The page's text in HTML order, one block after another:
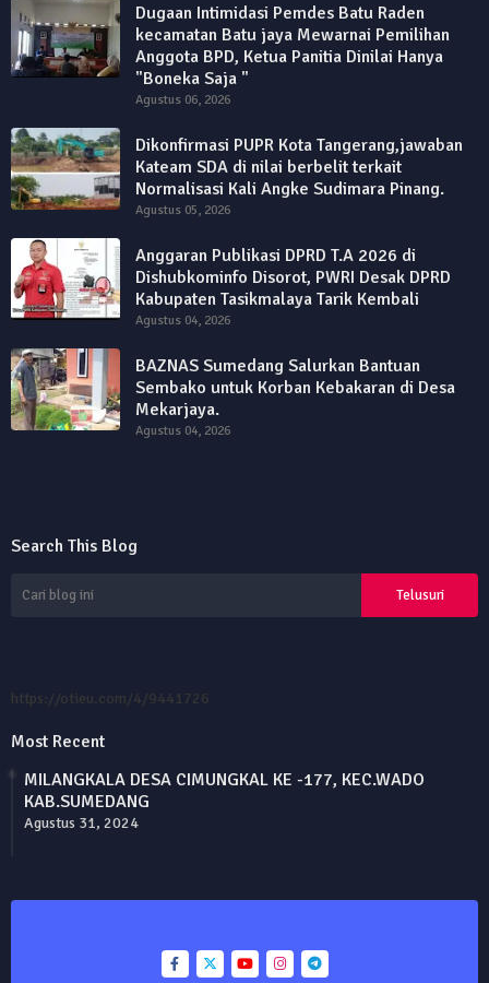
Dugaan Intimidasi Pemdes Batu Raden
kecamatan Batu jaya Mewarnai Pemilihan
Anggota BPD, Ketua Panitia Dinilai Hanya
"Boneka Saja "
Agustus 06, 2026
Dikonfirmasi PUPR Kota Tangerang,jawaban
Kateam SDA di nilai berbelit terkait
Normalisasi Kali Angke Sudimara Pinang.
Agustus 05, 2026
Anggaran Publikasi DPRD T.A 2026 di
Dishubkominfo Disorot, PWRI Desak DPRD
Kabupaten Tasikmalaya Tarik Kembali
Agustus 04, 2026
BAZNAS Sumedang Salurkan Bantuan
Sembako untuk Korban Kebakaran di Desa
Mekarjaya.
Agustus 04, 2026
Search This Blog
https://otieu.com/4/9441726
Most Recent
MILANGKALA DESA CIMUNGKAL KE -177, KEC.WADO
KAB.SUMEDANG
Agustus 31, 2024